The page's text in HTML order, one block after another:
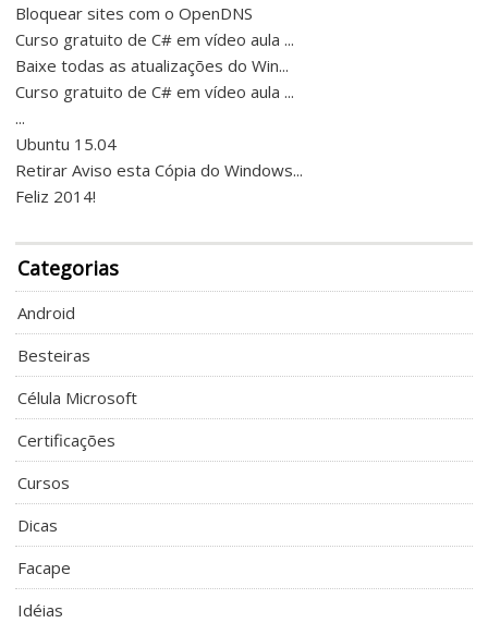
Bloquear sites com o OpenDNS
Curso gratuito de C# em vídeo aula ...
Baixe todas as atualizações do Win...
Curso gratuito de C# em vídeo aula ...
...
Ubuntu 15.04
Retirar Aviso esta Cópia do Windows...
Feliz 2014!
Categorias
Android
Besteiras
Célula Microsoft
Certificações
Cursos
Dicas
Facape
Idéias